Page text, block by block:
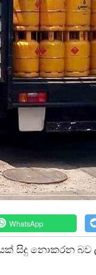
WhatsApp
සිදු නොකරන බව